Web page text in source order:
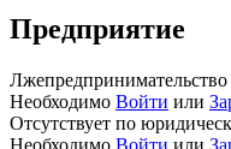
Предприятие
Лжепредпринимательство
Необходимо Войти или
Отсутствует по
Необходимо Войти или